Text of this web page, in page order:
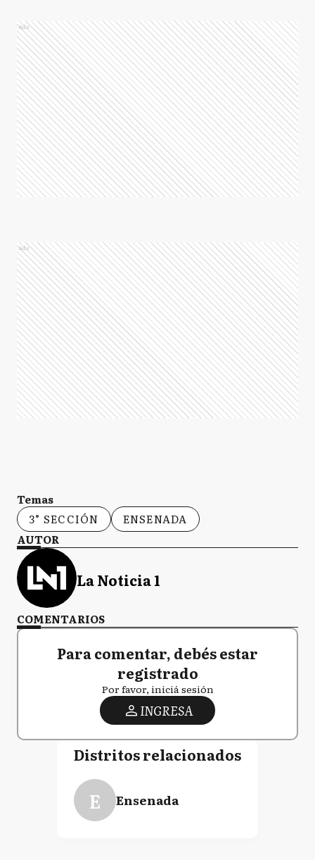
Ads
Ads
Temas
3° SECCIÓN
ENSENADA
AUTOR
La Noticia 1
COMENTARIOS
Para comentar, debés estar
registrado
Por favor, iniciá sesión
INGRESA
Distritos relacionados
E Ensenada